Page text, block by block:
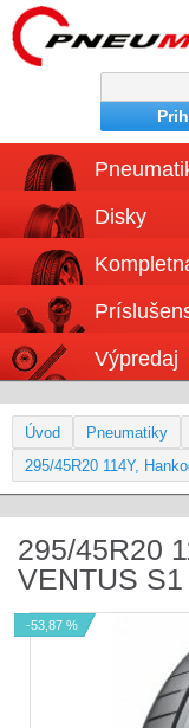
Disky
Výpredaj
Úvod Pneumatiky
295/45R20 114Y,
295/45R20
VENTUS
-53,87 %